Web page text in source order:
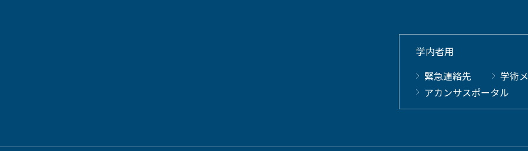
学内者用
緊急連絡先
学術
アカンサスポータル